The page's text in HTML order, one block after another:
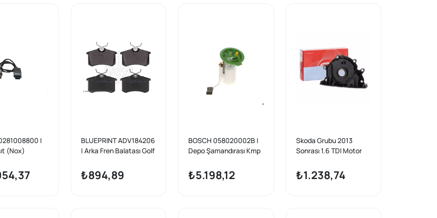
|
(Nox)
BLUEPRINT ADV184206
| Arka Fren Balatası Golf
Altea, Cordoba, Ibiza III-
V, Megane II-III
₺894,89
BOSCH 058020002B |
Depo Şamandırası Kmp
VII/A3/Leon/Octavia
1.2-1.4 TSI 13-
₺5.198,12
Skoda Grubu 2013
Sonrası 1.6 TDI Motor
₺1.238,74